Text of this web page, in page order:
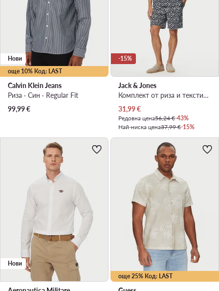
още 10% Код: LAST
Нови
Calvin Klein Jeans
Риза · Син · Regular Fit
99,99€
-15%
Jack & Jones
Комплект от риза и текстилни шорти · Тъмносин
Актуална цена
31,99€
Редовна цена56,24 €-43%
Най-ниска цена37,99 €-15%
Нови
още 25% Код: LAST